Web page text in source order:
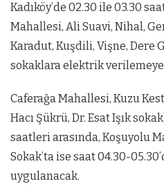
Kadıköy’de 02.30 ile 03.30
Mahallesi, Ali Suavi, Nihal,
Karadut, Kuşdili, Vişne, Dere
sokaklara elektrik
Caferağa Mahallesi, Kuzu
Hacı Şükrü, Dr. Esat Işık
saatleri arasında, Koşuyolu
Sokak’ta ise saat 04.30-
uygulanacak.